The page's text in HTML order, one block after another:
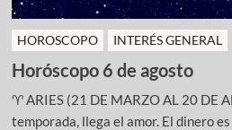
HOROSCOPO INTERÉS GENERAL
Horóscopo 6 de agosto
♈ ARIES (21 DE MARZO AL 20 DE
temporada, llega el amor. El dinero es